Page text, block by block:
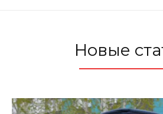
Новые